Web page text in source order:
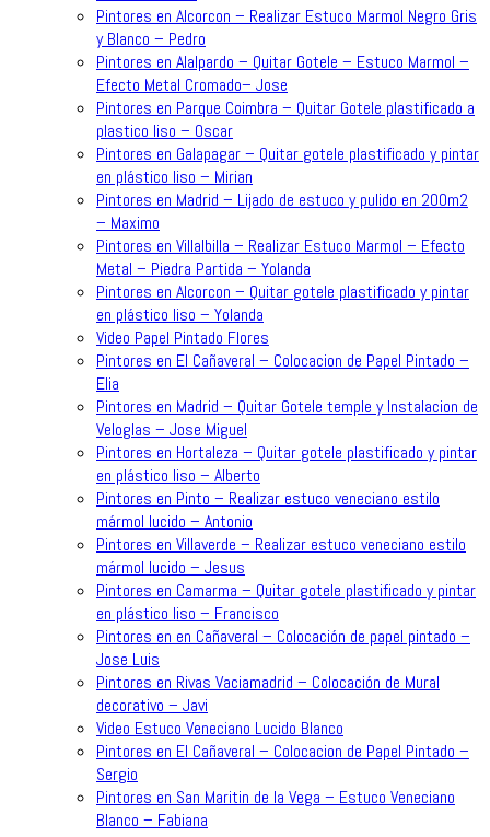
Pintores en Alcorcon – Realizar Estuco Marmol Negro Gris
y Blanco – Pedro
Pintores en Alalpardo – Quitar Gotele – Estuco Marmol –
Efecto Metal Cromado– Jose
Pintores en Parque Coimbra – Quitar Gotele plastificado a
plastico liso – Oscar
Pintores en Galapagar – Quitar gotele plastificado y pintar
en plástico liso – Mirian
Pintores en Madrid – Lijado de estuco y pulido en 200m2
– Maximo
Pintores en Villalbilla – Realizar Estuco Marmol – Efecto
Metal – Piedra Partida – Yolanda
Pintores en Alcorcon – Quitar gotele plastificado y pintar
en plástico liso – Yolanda
Video Papel Pintado Flores
Pintores en El Cañaveral – Colocacion de Papel Pintado –
Elia
Pintores en Madrid – Quitar Gotele temple y Instalacion de
Veloglas – Jose Miguel
Pintores en Hortaleza – Quitar gotele plastificado y pintar
en plástico liso – Alberto
Pintores en Pinto – Realizar estuco veneciano estilo
mármol lucido – Antonio
Pintores en Villaverde – Realizar estuco veneciano estilo
mármol lucido – Jesus
Pintores en Camarma – Quitar gotele plastificado y pintar
en plástico liso – Francisco
Pintores en en Cañaveral – Colocación de papel pintado –
Jose Luis
Pintores en Rivas Vaciamadrid – Colocación de Mural
decorativo – Javi
Video Estuco Veneciano Lucido Blanco
Pintores en El Cañaveral – Colocacion de Papel Pintado –
Sergio
Pintores en San Maritin de la Vega – Estuco Veneciano
Blanco – Fabiana